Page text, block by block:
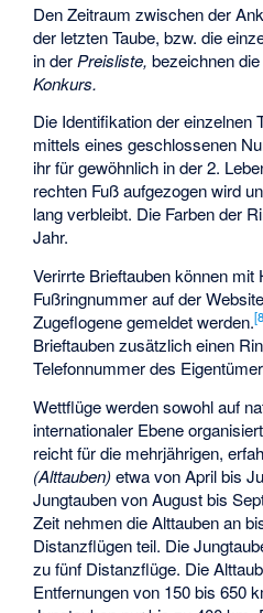
Den Zeitraum zwischen der
der letzten Taube, bzw. die
in der Preisliste, bezeichnen
Konkurs.
Die Identifikation der einzelnen
mittels eines geschlossenen
ihr für gewöhnlich in der 2.
rechten Fuß aufgezogen wird
lang verbleibt. Die Farben der
Jahr.
Verirrte Brieftauben können mit
Fußringnummer auf der
Zugeflogene gemeldet werden.[
Brieftauben zusätzlich einen
Telefonnummer des
Wettflüge werden sowohl auf
internationaler Ebene
reicht für die mehrjährigen,
(Alttauben)etwa von April bis
Jungtauben von August bis
Zeit nehmen die Alttauben an
Distanzflügen teil. Die
zu fünf Distanzflüge. Die
Entfernungen von 150 bis 650